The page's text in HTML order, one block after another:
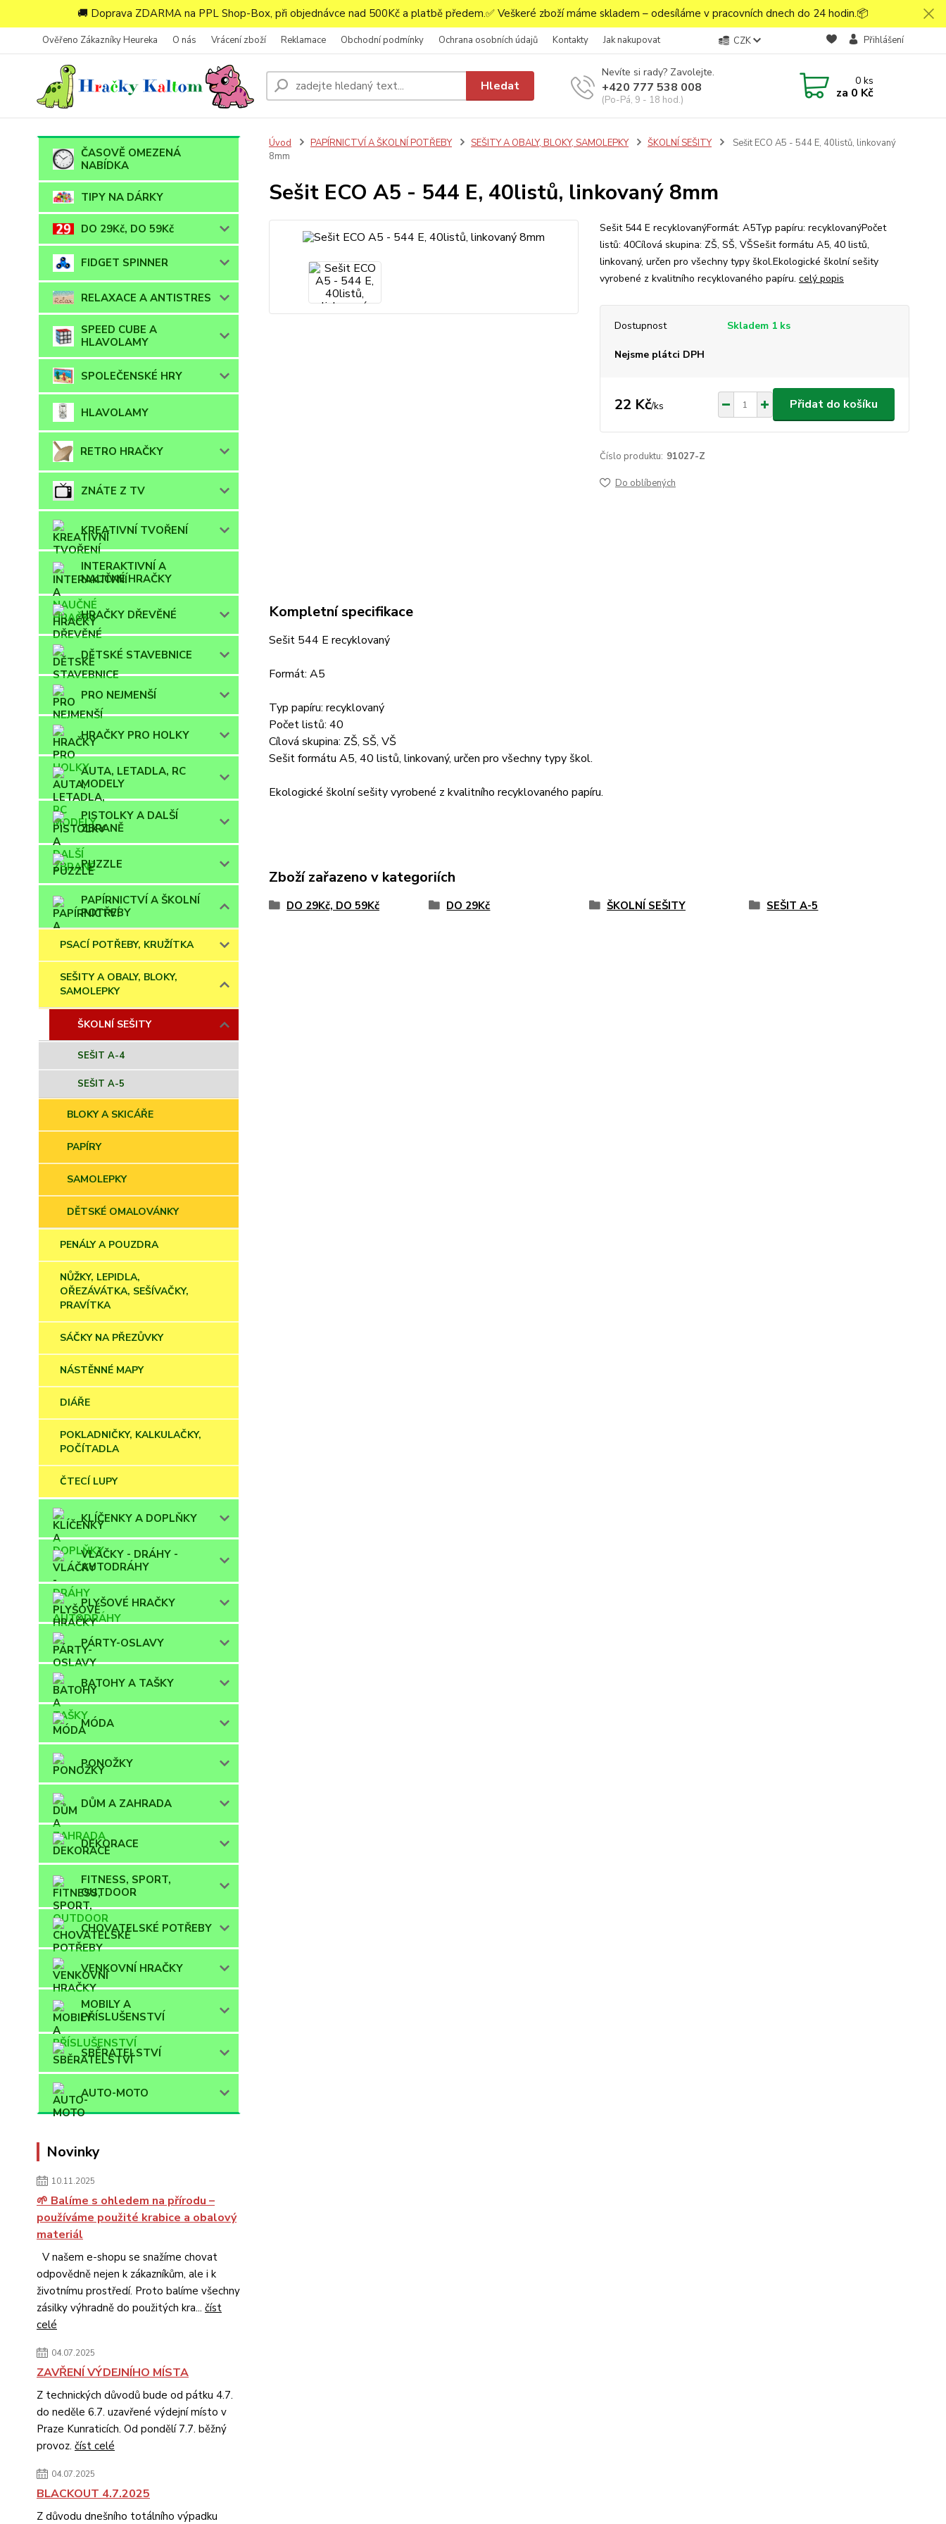
🚚 Doprava ZDARMA na PPL Shop-Box, při objednávce nad 500Kč a platbě předem.✅ Veškeré zboží máme skladem – odesíláme v pracovních dnech do 24 hodin.📦
Ověřeno Zákazníky Heureka O nás Vrácení zboží Reklamace Obchodní podmínky Ochrana osobních údajů Kontakty Jak nakupovat CZK Přihlášení
Hledat
Nevíte si rady? Zavolejte.
+420 777 538 008
(Po-Pá, 9 - 18 hod.)
0ks
za 0 Kč
ČASOVĚ OMEZENÁ
NABÍDKA
TIPY NA DÁRKY
DO 29Kč, DO 59Kč
FIDGET SPINNER
RELAXACE A ANTISTRES
SPEED CUBE A
HLAVOLAMY
SPOLEČENSKÉ HRY
HLAVOLAMY
RETRO HRAČKY
ZNÁTE Z TV
KREATIVNÍ TVOŘENÍ
INTERAKTIVNÍ A
NAUČNÉ HRAČKY
HRAČKY DŘEVĚNÉ
DĚTSKÉ STAVEBNICE
PRO NEJMENŠÍ
HRAČKY PRO HOLKY
AUTA, LETADLA, RC
MODELY
PISTOLKY A DALŠÍ
ZBRANĚ
PUZZLE
PAPÍRNICTVÍ A ŠKOLNÍ
POTŘEBY
PSACÍ POTŘEBY, KRUŽÍTKA
SEŠITY A OBALY, BLOKY,
SAMOLEPKY
ŠKOLNÍ SEŠITY
SEŠIT A-4
SEŠIT A-5
BLOKY A SKICÁŘE
PAPÍRY
SAMOLEPKY
DĚTSKÉ OMALOVÁNKY
PENÁLY A POUZDRA
NŮŽKY, LEPIDLA,
OŘEZÁVÁTKA, SEŠÍVAČKY,
PRAVÍTKA
SÁČKY NA PŘEZŮVKY
NÁSTĚNNÉ MAPY
DIÁŘE
POKLADNIČKY, KALKULAČKY,
POČÍTADLA
ČTECÍ LUPY
KLÍČENKY A DOPLŇKY
VLÁČKY - DRÁHY -
AUTODRÁHY
PLYŠOVÉ HRAČKY
PÁRTY-OSLAVY
BATOHY A TAŠKY
MÓDA
PONOŽKY
DŮM A ZAHRADA
DEKORACE
FITNESS, SPORT,
OUTDOOR
CHOVATELSKÉ POTŘEBY
VENKOVNÍ HRAČKY
MOBILY A
PŘÍSLUŠENSTVÍ
SBĚRATELSTVÍ
AUTO-MOTO
Novinky
10.11.2025
🌱 Balíme s ohledem na přírodu –
používáme použité krabice a obalový
materiál
V našem e-shopu se snažíme chovat
odpovědně nejen k zákazníkům, ale i k
životnímu prostředí. Proto balíme všechny
zásilky výhradně do použitých kra... číst
celé
04.07.2025
ZAVŘENÍ VÝDEJNÍHO MÍSTA
Z technických důvodů bude od pátku 4.7.
do neděle 6.7. uzavřené výdejní místo v
Praze Kunraticích. Od pondělí 7.7. běžný
provoz. číst celé
04.07.2025
BLACKOUT 4.7.2025
Z důvodu dnešního totálního výpadku
Úvod PAPÍRNICTVÍ A ŠKOLNÍ POTŘEBY SEŠITY A OBALY, BLOKY, SAMOLEPKY ŠKOLNÍ SEŠITY
Sešit ECO A5 - 544 E, 40listů, linkovaný
8mm
Sešit ECO A5 - 544 E, 40listů, linkovaný 8mm
Sešit 544 E recyklovanýFormát: A5Typ papíru: recyklovanýPočet
listů: 40Cílová skupina: ZŠ, SŠ, VŠSešit formátu A5, 40 listů,
linkovaný, určen pro všechny typy škol.Ekologické školní sešity
vyrobené z kvalitního recyklovaného papíru. celý popis
Dostupnost Skladem 1 ks
Nejsme plátci DPH
22 Kč/ks Přidat do košíku
Číslo produktu: 91027-Z
Do oblíbených
Kompletní specifikace
Sešit 544 E recyklovaný
Formát: A5
Typ papíru: recyklovaný
Počet listů: 40
Cílová skupina: ZŠ, SŠ, VŠ
Sešit formátu A5, 40 listů, linkovaný, určen pro všechny typy škol.
Ekologické školní sešity vyrobené z kvalitního recyklovaného papíru.
Zboží zařazeno v kategoriích
DO 29Kč, DO 59Kč DO 29Kč ŠKOLNÍ SEŠITY SEŠIT A-5